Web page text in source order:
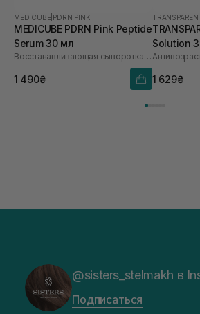
MEDICUBE PDRN PINK
MEDICUBE PDRN Pink Peptide
Serum 30 мл
Восстанавливающая сыворотка с молекулами ДНК и розовыми пептидами
1 490₴
Solution
1 629₴
@sisters_stelmakh в
Подписаться